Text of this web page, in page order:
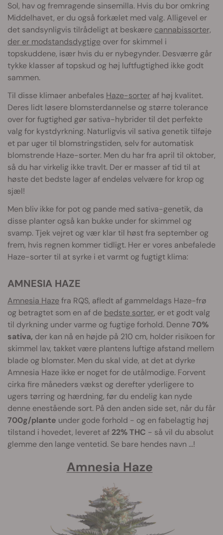
Sol, hav og fremragende sinsemilla. Hvis du bor omkring
Middelhavet, er du også forkælet med valg. Alligevel er
det sandsynligvis tilrådeligt at beskære cannabissorter,
der er modstandsdygtige over for skimmel i
topskuddene, især hvis du er nybegynder. Desværre går
tykke klasser af topskud og høj luftfugtighed ikke godt
sammen.
Til disse klimaer anbefales Haze-sorter af høj kvalitet.
Deres lidt løsere blomsterdannelse og større tolerance
over for fugtighed gør sativa-hybrider til det perfekte
valg for kystdyrkning. Naturligvis vil sativa genetik tilføje
et par uger til blomstringstiden, selv for automatisk
blomstrende Haze-sorter. Men du har fra april til oktober,
så du har virkelig ikke travlt. Der er masser af tid til at
høste det bedste lager af endeløs velvære for krop og
sjæl!
Men bliv ikke for pot og pande med sativa-genetik, da
disse planter også kan bukke under for skimmel og
svamp. Tjek vejret og vær klar til høst fra september og
frem, hvis regnen kommer tidligt. Her er vores anbefalede
Haze-sorter til at syrke i et varmt og fugtigt klima:
AMNESIA HAZE
Amnesia Hazefra RQS, afledt af gammeldags Haze-frø
og betragtet som en af de bedste sorter, er et godt valg
til dyrkning under varme og fugtige forhold. Denne70%
sativa, der kan nå en højde på 210 cm, holder risikoen for
skimmel lav, takket være plantens luftige afstand mellem
blade og blomster. Men du skal vide, at det at dyrke
Amnesia Haze ikke er noget for de utålmodige. Forvent
cirka fire måneders vækst og derefter yderligere to
ugers tørring og hærdning, før du endelig kan nyde
denne enestående sort. På den anden side set, når du får
700g/plante under gode forhold - og en fabelagtig høj
tilstand i hovedet, leveret af 22% THC - så vil du absolut
glemme den lange ventetid. Se bare hendes navn ...!
Amnesia Haze